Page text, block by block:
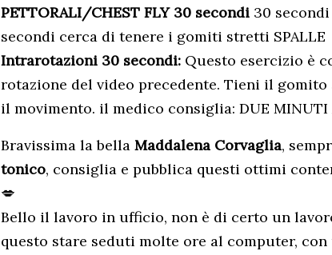
PETTORALI/CHEST FLY 30 secondi 30
secondi cerca di tenere i gomiti stretti SPALLE
Intrarotazioni 30 secondi: Questo esercizio è
rotazione del video precedente. Tieni il
il movimento. il medico consiglia: DUE MINUTI
Bravissima la bella Maddalena Corvaglia,
tonico, consiglia e pubblica questi ottimi
💋
Bello il lavoro in ufficio, non è di certo un
questo stare seduti molte ore al computer,